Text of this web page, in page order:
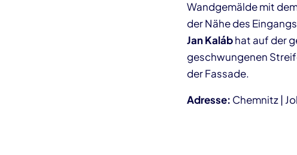
Wandgemälde mit
der Nähe des
Jan Kalábhat auf der
geschwungenen
der Fassade.
Adresse: Chemnitz |